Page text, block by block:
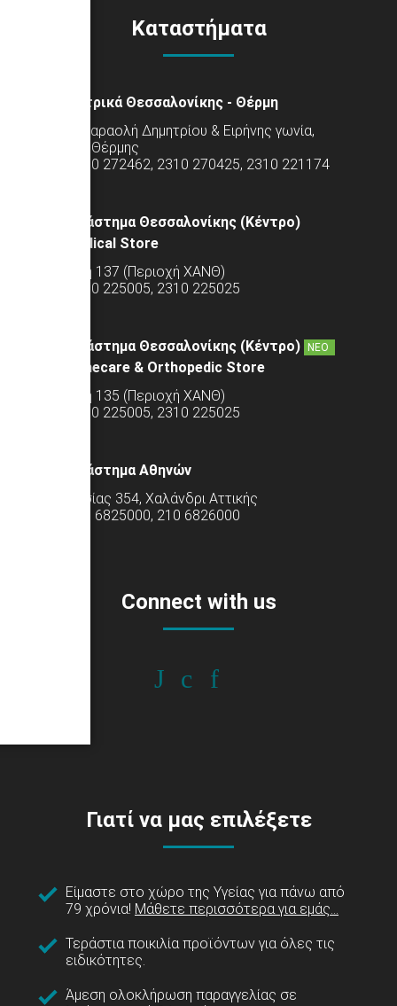
Καταστήματα
Κεντρικά Θεσσαλονίκης - Θέρμη
Τέρμα Καραολή Δημητρίου & Ειρήνης γωνία,
Φράγμα Θέρμης
Τηλ: 2310 272462, 2310 270425, 2310 221174
Κατάστημα Θεσσαλονίκης (Κέντρο)
Medical Store
Τσιμισκή 137 (Περιοχή ΧΑΝΘ)
Τηλ: 2310 225005, 2310 225025
Κατάστημα Θεσσαλονίκης (Κέντρο) ΝΕΟ
Homecare & Orthopedic Store
Τσιμισκή 135 (Περιοχή ΧΑΝΘ)
Τηλ: 2310 225005, 2310 225025
Κατάστημα Αθηνών
Λ. Κηφισίας 354, Χαλάνδρι Αττικής
Τηλ: 210 6825000, 210 6826000
Connect with us
Γιατί να μας επιλέξετε
Είμαστε στο χώρο της Υγείας για πάνω από
79 χρόνια! Μάθετε περισσότερα για εμάς...
Τεράστια ποικιλία προϊόντων για όλες τις
ειδικότητες.
Άμεση ολοκλήρωση παραγγελίας σε